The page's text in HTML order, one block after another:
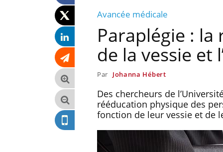
Avancée médicale
Paraplégie :
de la vessie et
Par Johanna Hébert
Des chercheurs de
rééducation physique des
fonction de leur vessie et de